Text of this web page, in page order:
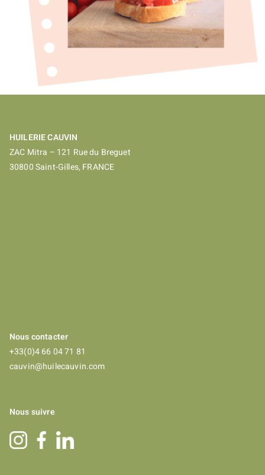
HUILERIE CAUVIN
ZAC Mitra – 121 Rue du Breguet
30800 Saint-Gilles, FRANCE
Nous contacter
+33(0)4 66 04 71 81
cauvin@huilecauvin.com
Nous suivre